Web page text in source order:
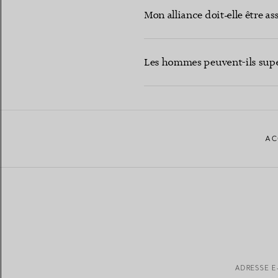
Mon alliance doit‑elle être
Les hommes peuvent-ils
ADRESSE